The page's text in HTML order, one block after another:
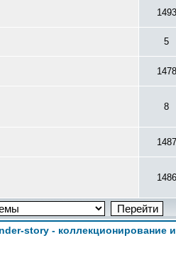
1493
5
1478
8
1487
1486
story - коллекционирование